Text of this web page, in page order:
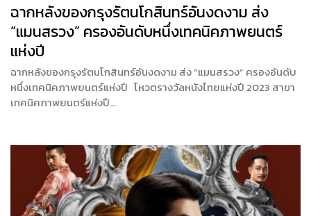
ฉากหลังของกรุงรัตนโกสินทร์อันงดงาม ส่ง
“แมนสรวง” ครองอันดับหนึ่งเทคนิคภาพยนตร์
แห่งปี
ฉากหลังของกรุงรัตนโกสินทร์อันงดงาม ส่ง “แมนสรวง” ครองอันดับ
หนึ่งเทคนิคภาพยนตร์แห่งปี โหวตรางวัลหนังไทยแห่งปี 2023 สาขา
เทคนิคภาพยนตร์แห่งปี…